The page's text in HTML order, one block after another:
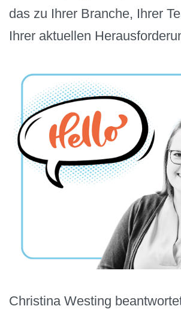
das zu Ihrer Branche, Ihrer
Ihrer aktuellen
Christina Westing